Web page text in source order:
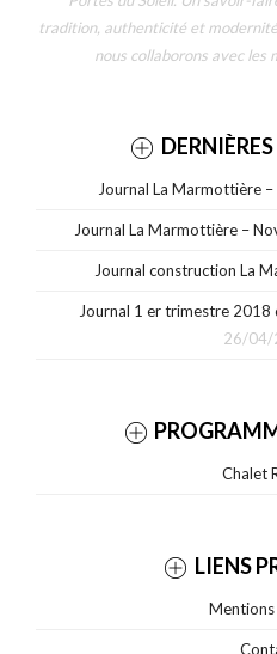
tradition, authenticité et
nous collaborons avec les
Journal La Marmottière
Journal La Marmottière –
Journal construction La
Journal 1 er trimestre 2018
26/04/
Chalet
LIENS
Mentions